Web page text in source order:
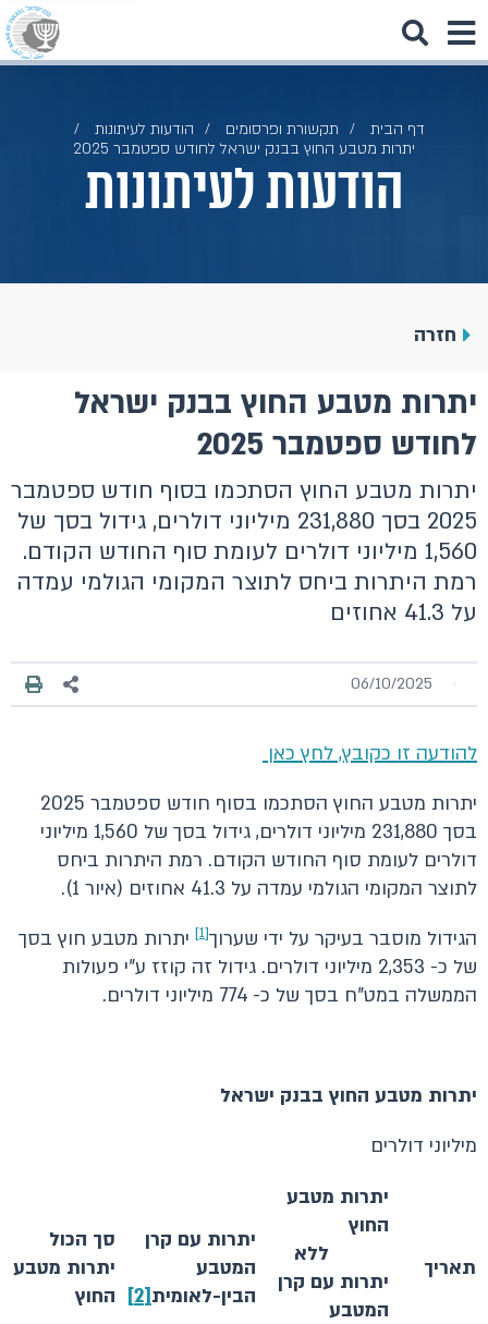
דף הבית תקשורת ופרסומים
הודעות לעיתונות
יתרות מטבע החוץ בבנק ישראל לחודש ספטמבר 2025
הודעות לעיתונות
חזרה
יתרות מטבע החוץ בבנק ישראל
לחודש ספטמבר 2025
יתרות מטבע החוץ הסתכמו בסוף חודש ספטמבר
2025 בסך 231,880 מיליוני דולרים, גידול בסך של
1,560 מיליוני דולרים לעומת סוף החודש הקודם.
רמת היתרות ביחס לתוצר המקומי הגולמי עמדה
על 41.3 אחוזים
06/10/2025
להודעה זו כקובץ, לחץ כאן
יתרות מטבע החוץ הסתכמו בסוף חודש ספטמבר 2025
בסך 231,880 מיליוני דולרים, גידול בסך של 1,560 מיליוני
דולרים לעומת סוף החודש הקודם. רמת היתרות ביחס
לתוצר המקומי הגולמי עמדה על 41.3 אחוזים (איור 1).
הגידול מוסבר בעיקר על ידי שערוך[1]
יתרות מטבע חוץ בסך
של כ- 2,353 מיליוני דולרים. גידול זה קוזז ע"י פעולות
הממשלה במט"ח בסך של כ- 774 מיליוני דולרים.
יתרות מטבע החוץ בבנק ישראל
מיליוני דולרים
תאריך
יתרות מטבע
החוץ
ללא
יתרות עם קרן
המטבע
יתרות עם קרן
המטבע
הבין-לאומית [2]
סך הכול
יתרות מטבע
החוץ